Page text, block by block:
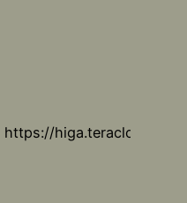
https://higa.teracloud.jp/